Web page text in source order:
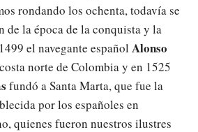
rondando los ochenta, todavía se
de la época de la conquista y la
el navegante español Alonso
norte de Colombia y en 1525
fundó a Santa Marta, que fue la
por los españoles en
quienes fueron nuestros ilustres